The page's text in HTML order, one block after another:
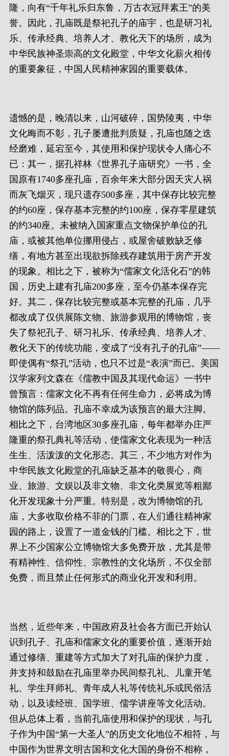
隆，向有“千年礼乐归东鲁，万古衣冠拜素王”的美
誉。因此，孔庙既是祭祀孔子的庙宇，也是研习礼
乐、传承经典、培养人才、教化天下的场所，成为
中华民族神圣崇高的文化殿堂，中华文化薪火相传
的重要象征，中国人民精神家园的重要载体。
遗憾的是，晚清以来，山河破碎，国势陵夷，中华
文化晦而不彰，孔子屡遭批判质疑，孔庙也随之迭
经磨难，延宕至今，其使用和保护现状令人痛心不
已：其一，据孔祥林《世界孔子庙研究》一书，全
国原有1740多座孔庙，百余年来大部分因天灾人祸
而灰飞烟灭，现只遗存500多座，其中保存比较完整
的约60座，保存基本完整的约100座，保存零星建筑
的约340座。未被纳入国家重点文物保护单位的孔
庙，或被其他单位挪用侵占，或屋舍破败缺乏修
缮，有地方甚至出现欲拆除残存建筑用于房产开发
的现象。相比之下，被称为“儒家文化活化石”的韩
国，历史上建有孔庙200多座，至今仍基本保存完
好。其二，保存比较完整或基本完整的孔庙，几乎
都改成了仅供展陈文物、旅游参观用的博物馆，丧
失了祭祀孔子、研习礼乐、传承经典、培养人才、
教化天下的传统功能，变成了“没有孔子的孔庙”——
即使偶有“祭孔”活动，也只不过是“表演”而已。美国
汉学家列文森在《儒教中国及其现代命运》一书中
曾预言：儒家文化不再有任何生命力，必将成为博
物馆的陈列品。孔庙不幸成为该预言的最大注脚。
相比之下，台湾地区30多座孔庙，每年都举办庄严
隆重的祭孔典礼等活动，使儒家文化表现为一种活
生生、活泼泼的文化形态。其三，不少地方对作为
中华民族文化殿堂的孔庙缺乏基本的敬畏心，商
业、旅游、文娱以及非文物、非文化类展览等粗鄙
化开发现象十分严重。特别是，改为博物馆的孔
庙，大多收取价格不菲的门票，在人们通往精神家
园的路上，设置了一道金钱的门槛。相比之下，世
界上不少国家公立博物馆大多免费开放，尤其是带
有精神性、信仰性、宗教性的文化场所，不仅全部
免费，而且禁止任何形式的商业化开发和利用。
当然，近些年来，中国政府及社会各方面已开始认
识到孔子、孔庙和儒家文化的重要价值，逐渐开始
通过修缮、重建等方式加大了对孔庙的保护力度，
并支持和鼓励在孔庙里举办民间祭孔礼、儿童开笔
礼、学生拜师礼、青年成人礼等传统礼乐或民俗活
动，以及读经班、国学班、儒学讲座等文化活动。
但从总体上看，当前孔庙使用和保护的现状，与孔
子作为中国“第一大圣人”的历史文化地位不相符，与
中国作为世界文明古国和文化大国的身份不相称，